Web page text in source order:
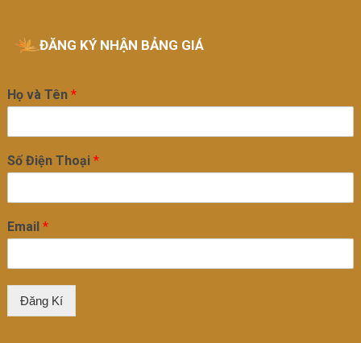
ĐĂNG KÝ NHẬN BẢNG GIÁ
Họ và Tên *
Số Điện Thoại *
Email *
Đăng Kí